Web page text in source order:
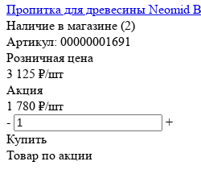
Пропитка для древесины Neomid
Наличие в магазине (2)
Артикул: 00000001691
Розничная цена
3 125 ₽/шт
Акция
1 780 ₽/шт
-
+
Купить
Товар по акции